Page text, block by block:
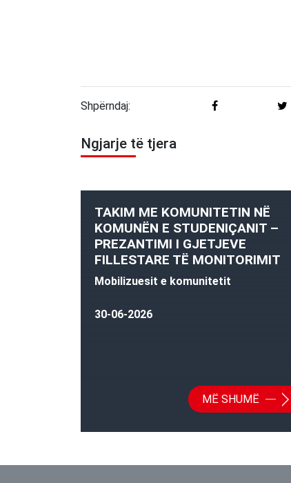
Shpërndaj:
Ngjarje të tjera
TAKIM ME KOMUNITETIN NË
KOMUNËN E STUDENIÇANIT –
PREZANTIMI I GJETJEVE
FILLESTARE TË MONITORIMIT
Mobilizuesit e komunitetit
30-06-2026
MË SHUMË